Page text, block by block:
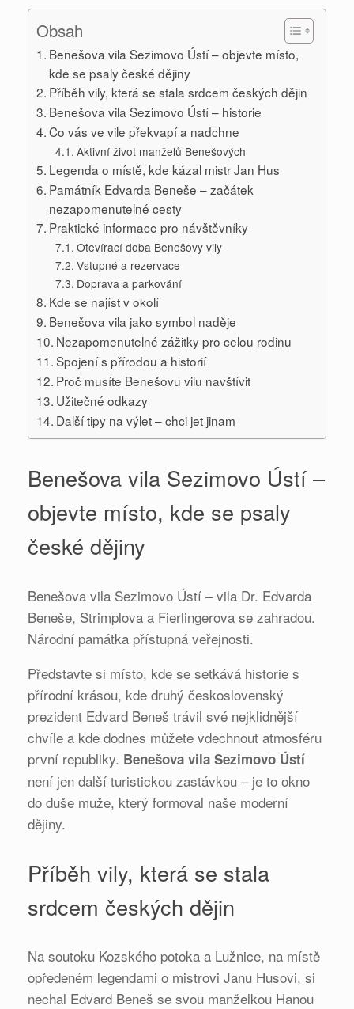
Obsah
Benešova vila Sezimovo Ústí – objevte místo,
kde se psaly české dějiny
Příběh vily, která se stala srdcem českých dějin
Benešova vila Sezimovo Ústí – historie
Co vás ve vile překvapí a nadchne
Aktivní život manželů Benešových
Legenda o místě, kde kázal mistr Jan Hus
Památník Edvarda Beneše – začátek
nezapomenutelné cesty
Praktické informace pro návštěvníky
Otevírací doba Benešovy vily
Vstupné a rezervace
Doprava a parkování
Kde se najíst v okolí
Benešova vila jako symbol naděje
Nezapomenutelné zážitky pro celou rodinu
Spojení s přírodou a historií
Proč musíte Benešovu vilu navštívit
Užitečné odkazy
Další tipy na výlet – chci jet jinam
Benešova vila Sezimovo Ústí –
objevte místo, kde se psaly
české dějiny
Benešova vila Sezimovo Ústí – vila Dr. Edvarda
Beneše, Strimplova a Fierlingerova se zahradou.
Národní památka přístupná veřejnosti.
Představte si místo, kde se setkává historie s
přírodní krásou, kde druhý československý
prezident Edvard Beneš trávil své nejklidnější
chvíle a kde dodnes můžete vdechnout atmosféru
první republiky. Benešova vila Sezimovo Ústí
není jen další turistickou zastávkou – je to okno
do duše muže, který formoval naše moderní
dějiny.
Příběh vily, která se stala
srdcem českých dějin
Na soutoku Kozského potoka a Lužnice, na místě
opředeném legendami o mistrovi Janu Husovi, si
nechal Edvard Beneš se svou manželkou Hanou